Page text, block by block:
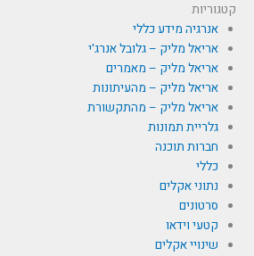
קטגוריות
אנרגיה מידע כללי
אריאל מליק – גלובל אנרג'י
אריאל מליק – מאמרים
אריאל מליק – מהעיתונות
אריאל מליק – מהתקשורת
גלריית תמונות
חברות תוכנה
כללי
נתוני אקלים
סרטונים
קטעי וידאו
שינויי אקלים